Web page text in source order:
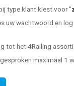
type klant kiest voor "
uw wachtwoord en
tot het 4Railing
maximaal 1